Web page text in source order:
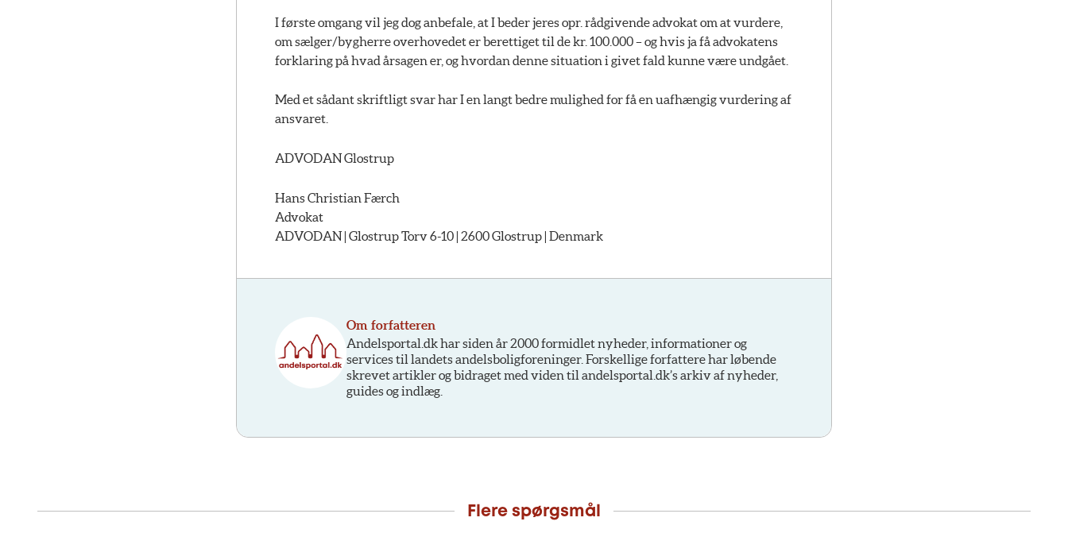
I første omgang vil jeg dog anbefale, at I beder jeres opr. rådgivende advokat om at vurdere,
om sælger/bygherre overhovedet er berettiget til de kr. 100.000 – og hvis ja få advokatens
forklaring på hvad årsagen er, og hvordan denne situation i givet fald kunne være undgået.
Med et sådant skriftligt svar har I en langt bedre mulighed for få en uafhængig vurdering af
ansvaret.
ADVODAN Glostrup
Hans Christian Færch
Advokat
ADVODAN | Glostrup Torv 6-10 | 2600 Glostrup | Denmark
Om forfatteren
Andelsportal.dk har siden år 2000 formidlet nyheder, informationer og
services til landets andelsboligforeninger. Forskellige forfattere har løbende
skrevet artikler og bidraget med viden til andelsportal.dk’s arkiv af nyheder,
guides og indlæg.
Flere spørgsmål